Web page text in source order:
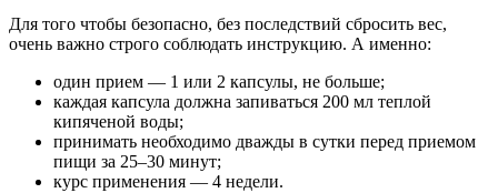
Для того чтобы безопасно, без последствий сбросить вес,
очень важно строго соблюдать инструкцию. А именно:
один прием — 1 или 2 капсулы, не больше;
каждая капсула должна запиваться 200 мл теплой
кипяченой воды;
принимать необходимо дважды в сутки перед приемом
пищи за 25–30 минут;
курс применения — 4 недели.